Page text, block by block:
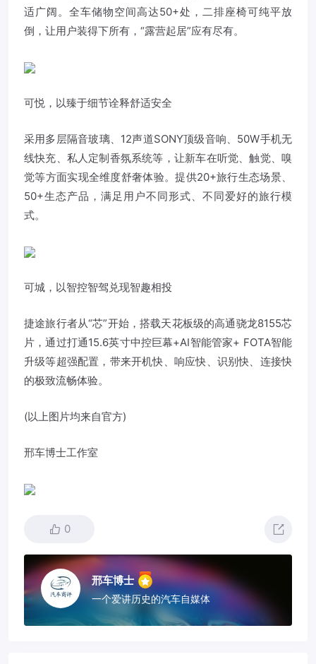
适广阔。全车储物空间高达50+处，二排座椅可纯平放
倒，让用户装得下所有，“露营起居”应有尽有。
可悦，以臻于细节诠释舒适安全
采用多层隔音玻璃、12声道SONY顶级音响、50W手机无
线快充、私人定制香氛系统等，让新车在听觉、触觉、嗅
觉等方面实现全维度舒奢体验。提供20+旅行生态场景、
50+生态产品，满足用户不同形式、不同爱好的旅行模
式。
可城，以智控智驾兑现智趣相投
捷途旅行者从“芯”开始，搭载天花板级的高通骁龙8155芯
片，通过打通15.6英寸中控巨幕+AI智能管家+ FOTA智能
升级等超强配置，带来开机快、响应快、识别快、连接快
的极致流畅体验。
(以上图片均来自官方)
邢车博士工作室
0
邢车博士
一个爱讲历史的汽车自媒体